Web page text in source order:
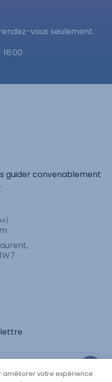
vous seulement.
guider convenablement
améliorer votre expérience